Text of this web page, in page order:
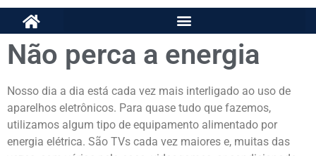
Não perca a energia
Nosso dia a dia está cada vez mais interligado ao uso de
aparelhos eletrônicos. Para quase tudo que fazemos,
utilizamos algum tipo de equipamento alimentado por
energia elétrica. São TVs cada vez maiores e, muitas das